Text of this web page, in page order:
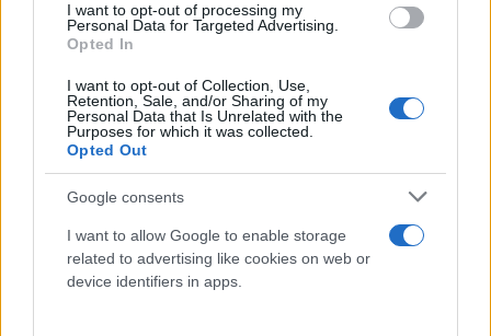
I want to opt-out of processing my
Personal Data for Targeted Advertising.
Opted In
I want to opt-out of Collection, Use,
Retention, Sale, and/or Sharing of my
Personal Data that Is Unrelated with the
Purposes for which it was collected.
Opted Out
Google consents
I want to allow Google to enable storage
related to advertising like cookies on web or
device identifiers in apps.